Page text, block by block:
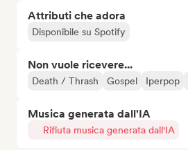
Attributi che adora
Disponibile su Spotify
Non vuole ricevere...
Death / Thrash Gospel Iperpop
Musica generata dall'IA
Rifiuta musica generata dall'IA